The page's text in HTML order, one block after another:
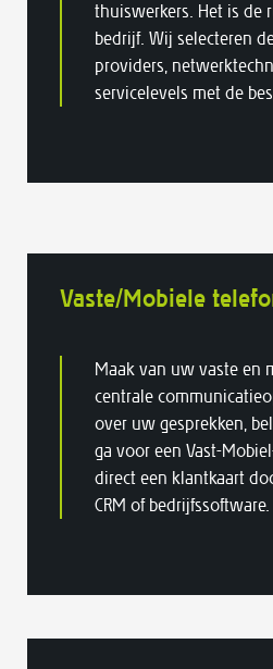
thuiswerkers. Het is de
bedrijf. Wij selecteren
providers,
servicelevels met de
Vaste/Mobiele
Maak van uw vaste en
centrale
over uw gesprekken,
ga voor een Vast-
direct een klantkaart
CRM of bedrijfssoftware.